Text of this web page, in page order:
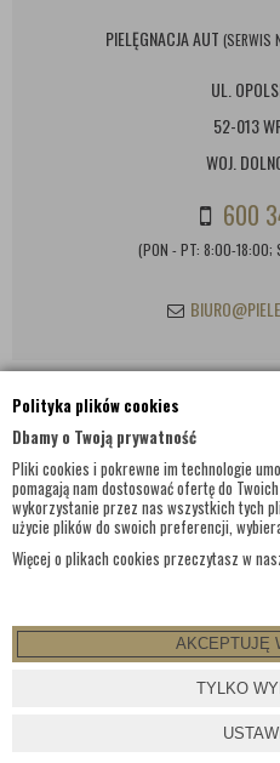
Polityka plików cookies
Dbamy o Twoją prywatność
Pliki cookies i pokrewne im technologie
pomagają nam dostosować ofertę do
wykorzystanie przez nas wszystkich tych
użycie plików do swoich preferencji,
Więcej o plikach cookies przeczytasz w
AKCEPTUJĘ
TYLKO
PIELĘGNACJA AUT (SERWIS
UL.
52-013
WOJ.
600
(PON - PT: 8:00-18:00;
INFORMACJE KONTAKTOWE
© WSZELKIE PRAWA